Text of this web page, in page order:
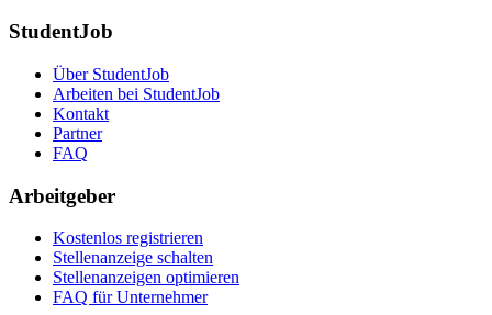
StudentJob
Über StudentJob
Arbeiten bei StudentJob
Kontakt
Partner
FAQ
Arbeitgeber
Kostenlos registrieren
Stellenanzeige schalten
Stellenanzeigen optimieren
FAQ für Unternehmer